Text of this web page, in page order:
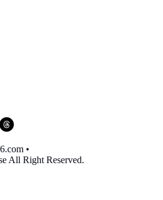
•
All Right Reserved.